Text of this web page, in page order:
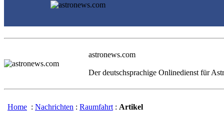
astronews.com
Der deutschsprachige Onlinedienst für
Home : Nachrichten : Raumfahrt : Artikel